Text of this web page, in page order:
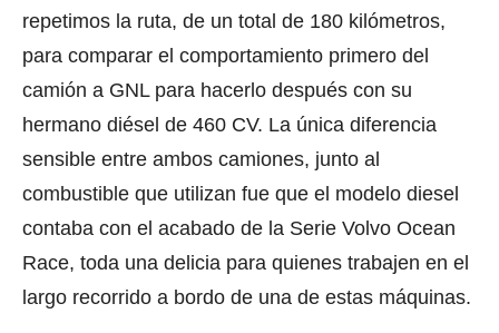
repetimos la ruta, de un total de 180 kilómetros,
para comparar el comportamiento primero del
camión a GNL para hacerlo después con su
hermano diésel de 460 CV. La única diferencia
sensible entre ambos camiones, junto al
combustible que utilizan fue que el modelo diesel
contaba con el acabado de la Serie Volvo Ocean
Race, toda una delicia para quienes trabajen en el
largo recorrido a bordo de una de estas máquinas.